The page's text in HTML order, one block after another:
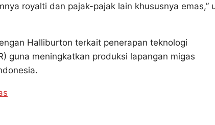
royalti dan pajak-pajak lain khususnya emas,”
Halliburton terkait penerapan teknologi
guna meningkatkan produksi lapangan migas